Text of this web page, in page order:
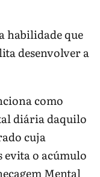
habilidade que
desenvolver a
como
diária daquilo
cuja
evita o acúmulo
Mental